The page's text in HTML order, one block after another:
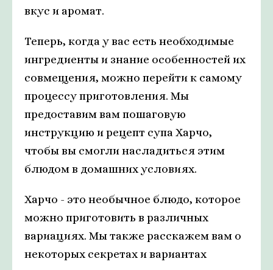
вкус и аромат.
Теперь, когда у вас есть необходимые
ингредиенты и знание особенностей их
совмещения, можно перейти к самому
процессу приготовления. Мы
предоставим вам пошаговую
инструкцию и рецепт супа Харчо,
чтобы вы смогли насладиться этим
блюдом в домашних условиях.
Харчо - это необычное блюдо, которое
можно приготовить в различных
вариациях. Мы также расскажем вам о
некоторых секретах и вариантах